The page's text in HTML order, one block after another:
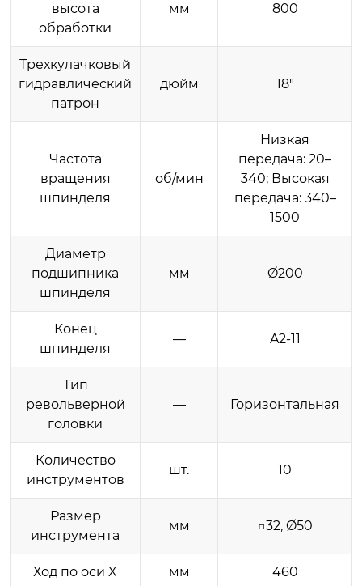
высота
обработки
мм 800
Трехкулачковый
гидравлический
патрон
дюйм 18″
Частота
вращения
шпинделя
об/мин
Низкая
передача: 20–
340; Высокая
передача: 340–
1500
Диаметр
подшипника
шпинделя
мм Ø200
Конец
шпинделя
— A2-11
Тип
револьверной
головки
— Горизонтальная
Количество
инструментов
шт. 10
Размер
инструмента
мм □32, Ø50
Ход по оси X мм 460